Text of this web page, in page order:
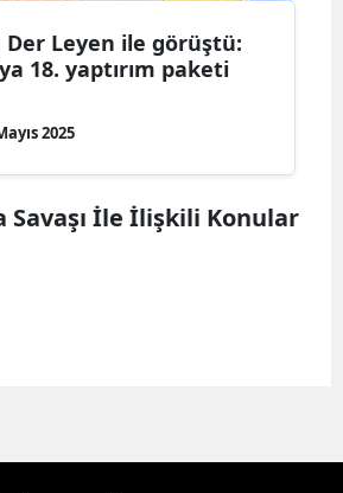
Der Leyen ile görüştü:
18. yaptırım paketi
2025
Savaşı İle İlişkili Konular